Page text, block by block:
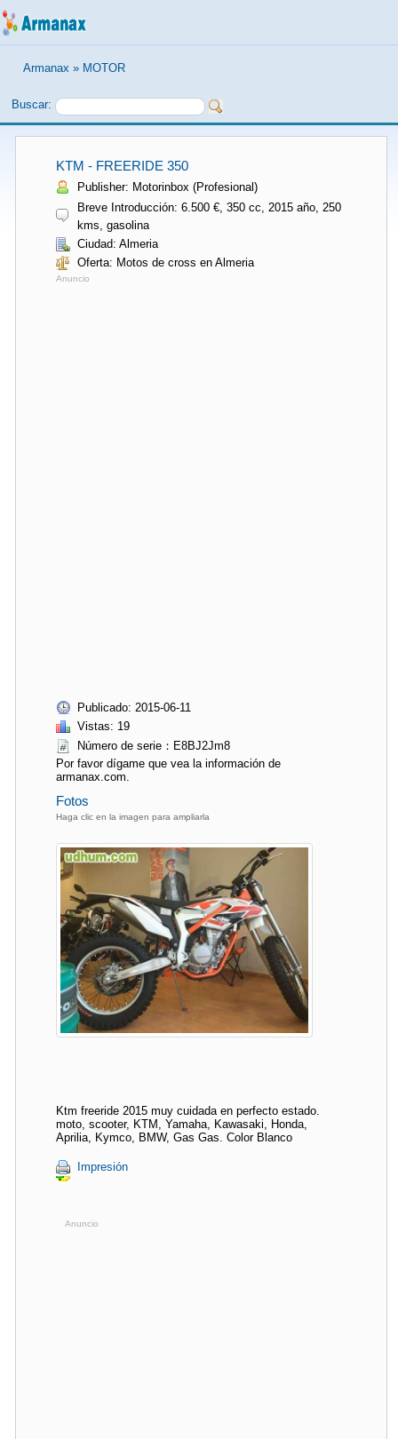
Armanax » MOTOR
Buscar:
KTM - FREERIDE 350
Publisher: Motorinbox (Profesional)
Breve Introducción: 6.500 €, 350 cc, 2015 año, 250
kms, gasolina
Ciudad: Almeria
Oferta: Motos de cross en Almeria
Anuncio
Publicado: 2015-06-11
Vistas: 19
Número de serie：E8BJ2Jm8
Por favor dígame que vea la información de
armanax.com.
Fotos
Haga clic en la imagen para ampliarla
Ktm freeride 2015 muy cuidada en perfecto estado.
moto, scooter, KTM, Yamaha, Kawasaki, Honda,
Aprilia, Kymco, BMW, Gas Gas. Color Blanco
Impresión
Anuncio